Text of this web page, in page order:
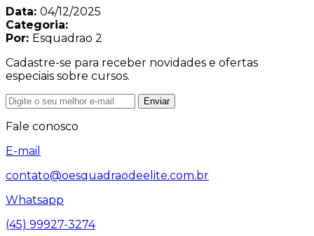
Data: 04/12/2025
Categoria:
Por: Esquadrao 2
Cadastre-se para receber novidades e ofertas
especiais sobre cursos.
Enviar
Fale conosco
E-mail
contato@oesquadraodeelite.com.br
Whatsapp
(45) 99927-3274